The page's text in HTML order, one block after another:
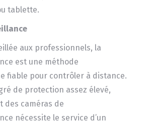
tablette.
aux professionnels, la
est une méthode
fiable pour contrôler à distance.
de protection assez élevé,
des caméras de
nécessite le service d’un